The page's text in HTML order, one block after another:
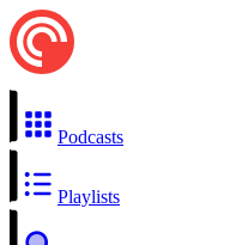
Podcasts
Playlists